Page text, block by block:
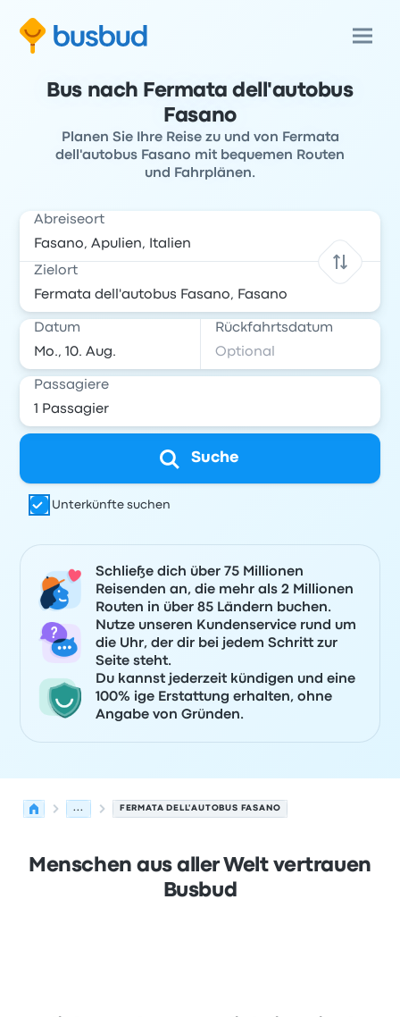
Bus nach Fermata dell'autobus
Fasano
Planen Sie Ihre Reise zu und von Fermata
dell'autobus Fasano mit bequemen Routen
und Fahrplänen.
Abreiseort
Zielort
Datum Rückfahrtsdatum
Passagiere
Suche
Unterkünfte suchen
Schließe dich über 75 Millionen
Reisenden an, die mehr als 2 Millionen
Routen in über 85 Ländern buchen.
Nutze unseren Kundenservice rund um
die Uhr, der dir bei jedem Schritt zur
Seite steht.
Du kannst jederzeit kündigen und eine
100% ige Erstattung erhalten, ohne
Angabe von Gründen.
... FERMATA DELL'AUTOBUS FASANO
Menschen aus aller Welt vertrauen
Busbud